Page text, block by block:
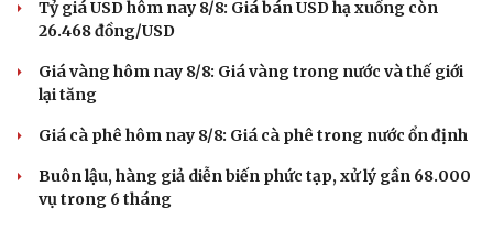
Sân khấu - Điện ảnh
Văn học
Âm nhạc
Di sản
Nghệ sĩ
Sao Việt
Tỷ giá USD hôm nay 8/8: Giá bán USD hạ xuống còn
26.468 đồng/USD
Giá vàng hôm nay 8/8: Giá vàng trong nước và thế giới
lại tăng
Giá cà phê hôm nay 8/8: Giá cà phê trong nước ổn định
Buôn lậu, hàng giả diễn biến phức tạp, xử lý gần 68.000
vụ trong 6 tháng